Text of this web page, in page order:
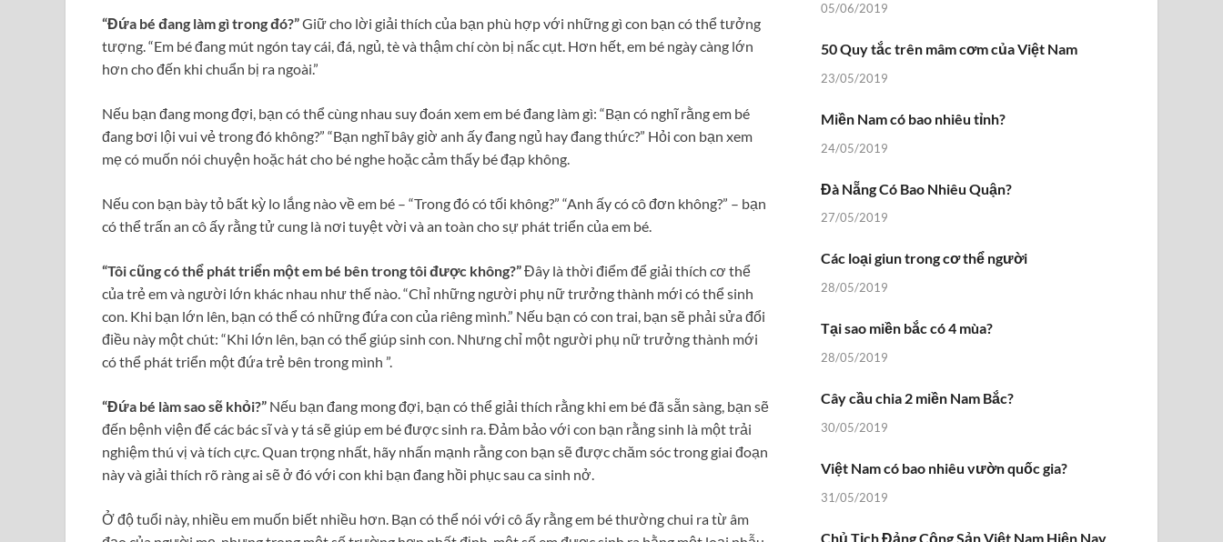
“Đứa bé đang làm gì trong đó?”Giữ cho lời giải thích của bạn phù hợp với những gì con bạn có thể tưởng
tượng. “Em bé đang mút ngón tay cái, đá, ngủ, tè và thậm chí còn bị nấc cụt. Hơn hết, em bé ngày càng lớn
hơn cho đến khi chuẩn bị ra ngoài.”
Nếu bạn đang mong đợi, bạn có thể cùng nhau suy đoán xem em bé đang làm gì: “Bạn có nghĩ rằng em bé
đang bơi lội vui vẻ trong đó không?” “Bạn nghĩ bây giờ anh ấy đang ngủ hay đang thức?” Hỏi con bạn xem
mẹ có muốn nói chuyện hoặc hát cho bé nghe hoặc cảm thấy bé đạp không.
Nếu con bạn bày tỏ bất kỳ lo lắng nào về em bé – “Trong đó có tối không?” “Anh ấy có cô đơn không?” – bạn
có thể trấn an cô ấy rằng tử cung là nơi tuyệt vời và an toàn cho sự phát triển của em bé.
“Tôi cũng có thể phát triển một em bé bên trong tôi được không?”Đây là thời điểm để giải thích cơ thể
của trẻ em và người lớn khác nhau như thế nào. “Chỉ những người phụ nữ trưởng thành mới có thể sinh
con. Khi bạn lớn lên, bạn có thể có những đứa con của riêng mình.” Nếu bạn có con trai, bạn sẽ phải sửa đổi
điều này một chút: “Khi lớn lên, bạn có thể giúp sinh con. Nhưng chỉ một người phụ nữ trưởng thành mới
có thể phát triển một đứa trẻ bên trong mình ”.
“Đứa bé làm sao sẽ khỏi?” Nếu bạn đang mong đợi, bạn có thể giải thích rằng khi em bé đã sẵn sàng, bạn sẽ
đến bệnh viện để các bác sĩ và y tá sẽ giúp em bé được sinh ra. Đảm bảo với con bạn rằng sinh là một trải
nghiệm thú vị và tích cực. Quan trọng nhất, hãy nhấn mạnh rằng con bạn sẽ được chăm sóc trong giai đoạn
này và giải thích rõ ràng ai sẽ ở đó với con khi bạn đang hồi phục sau ca sinh nở.
Ở độ tuổi này, nhiều em muốn biết nhiều hơn. Bạn có thể nói với cô ấy rằng em bé thường chui ra từ âm
05/06/2019
50 Quy tắc trên mâm cơm của Việt Nam
23/05/2019
Miền Nam có bao nhiêu tỉnh?
24/05/2019
Đà Nẵng Có Bao Nhiêu Quận?
27/05/2019
Các loại giun trong cơ thể người
28/05/2019
Tại sao miền bắc có 4 mùa?
28/05/2019
Cây cầu chia 2 miền Nam Bắc?
30/05/2019
Việt Nam có bao nhiêu vườn quốc gia?
31/05/2019
Chủ Tịch Đảng Cộng Sản Việt Nam Hiện Nay